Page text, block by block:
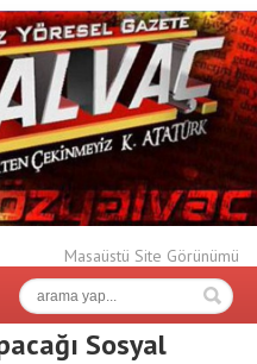
Masaüstü Site Görünümü
Sosyal